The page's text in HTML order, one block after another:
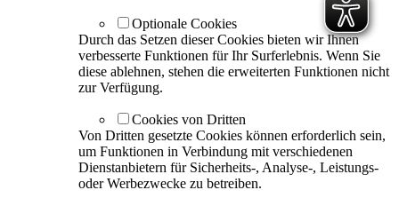
Optionale Cookies
Durch das Setzen dieser Cookies bieten wir Ihnen
verbesserte Funktionen für Ihr Surferlebnis. Wenn Sie
diese ablehnen, stehen die erweiterten Funktionen nicht
zur Verfügung.
Cookies von Dritten
Von Dritten gesetzte Cookies können erforderlich sein,
um Funktionen in Verbindung mit verschiedenen
Dienstanbietern für Sicherheits-, Analyse-, Leistungs-
oder Werbezwecke zu betreiben.